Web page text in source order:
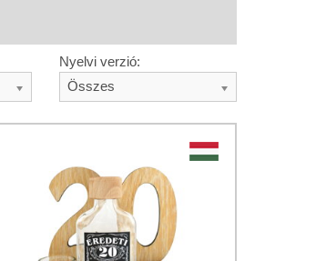
Nyelvi verzió:
Összes